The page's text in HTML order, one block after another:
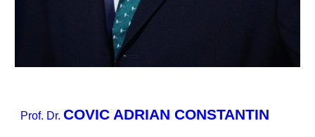
Prof. Dr.COVIC ADRIAN CONSTANTIN